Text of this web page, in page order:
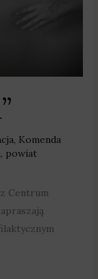
, Komenda
, powiat
Centrum